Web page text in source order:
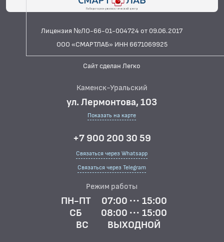
Лицензия №ЛО-66-01-004724 от 09.06.2017
ООО «СМАРТЛАБ» ИНН 6671069925
Сайт сделан Легко
Каменск-Уральский
ул. Лермонтова, 103
Показать на карте
+7 900 200 30 59
Связаться через Whatsapp
Связаться через Telegram
Режим работы
ПН-ПТ
07:00 ··· 15:00
СБ
08:00 ··· 15:00
ВС
ВЫХОДНОЙ